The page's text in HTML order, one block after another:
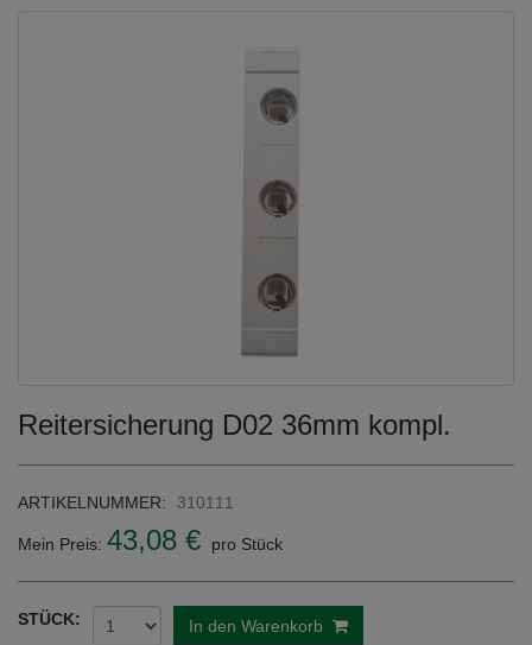
Reitersicherung D02 36mm kompl.
ARTIKELNUMMER: 310111
Mein Preis: 43,08 € pro Stück
STÜCK: In den Warenkorb